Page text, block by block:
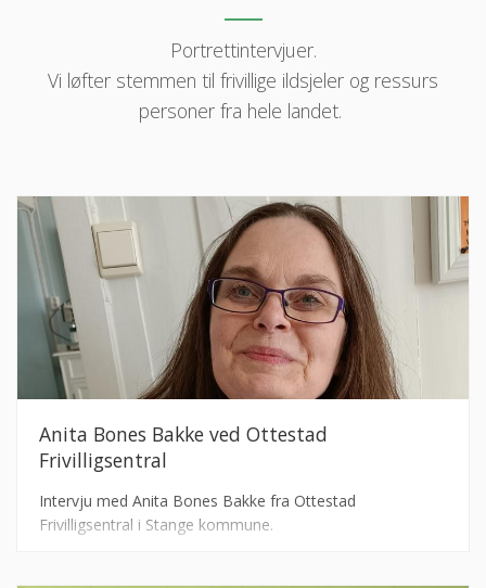
Portrettintervjuer.
Vi løfter stemmen til frivillige ildsjeler og ressurs
personer fra hele landet.
Anita Bones Bakke ved Ottestad
Frivilligsentral
Intervju med Anita Bones Bakke fra Ottestad
Frivilligsentral i Stange kommune.